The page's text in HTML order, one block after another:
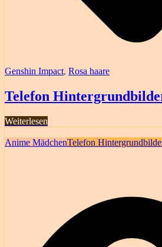
Genshin Impact, Rosa haare
Telefon
Weiterlesen
Anime MädchenTelefon